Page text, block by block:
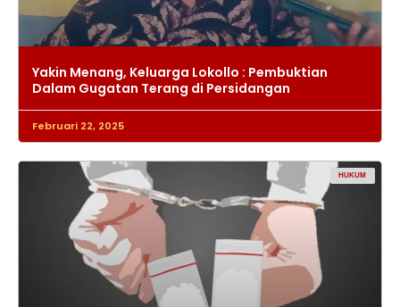
Yakin Menang, Keluarga Lokollo : Pembuktian
Dalam Gugatan Terang di Persidangan
Februari 22, 2025
HUKUM